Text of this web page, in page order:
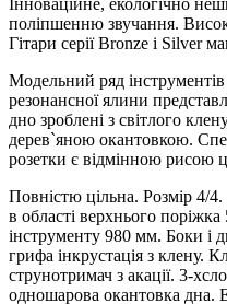
Інноваційне, екологічно
поліпшенню звучання.
Гітари серії Bronze і Silver
Модельний ряд інструментів
резонансної ялини
дно зроблені з світлого
дерев`яною окантовкою.
розетки є відмінною рисою
Повністю цільна. Розмір
в області верхнього
інструменту 980 мм. Боки і
грифа інкрустація з клену.
струнотримач з акації. 3-
одношарова окантовка дна.